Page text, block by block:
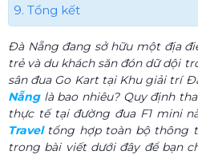
9. Tổng kết
Đà Nẵng đang sở hữu một địa
trẻ và du khách săn đón dữ dội
sân đua Go Kart tại Khu giải trí
Nẵnglà bao nhiêu? Quy định
thực tế tại đường đua F1 mini
Traveltổng hợp toàn bộ thông
trong bài viết dưới đây để bạn